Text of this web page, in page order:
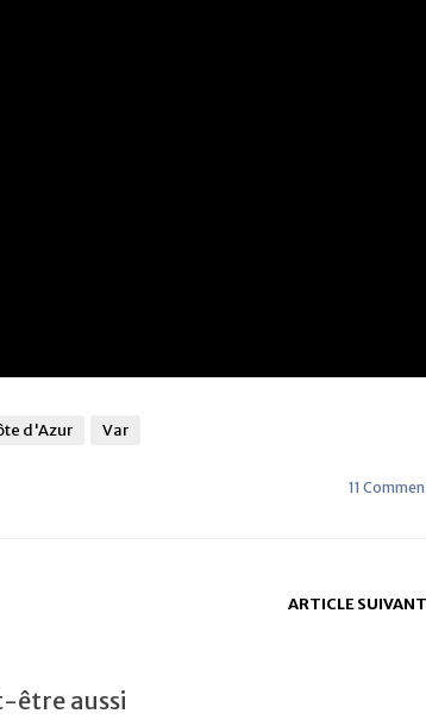
d'Azur Var
11
ARTICLE SUIVANT
être aussi